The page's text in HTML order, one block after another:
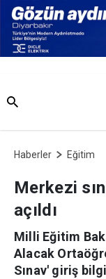
Haberler Eğitim
Merkezi
açıldı
Milli Eğitim
Alacak
Sınav' giriş